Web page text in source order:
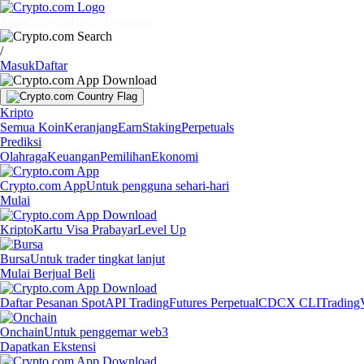
/
MasukDaftar
Kripto
Semua KoinKeranjangEarnStakingPerpetuals
Prediksi
OlahragaKeuanganPemilihanEkonomi
Crypto.com AppUntuk pengguna sehari-hari
Mulai
KriptoKartu Visa PrabayarLevel Up
BursaUntuk trader tingkat lanjut
Mulai Berjual Beli
Daftar Pesanan SpotAPI TradingFutures PerpetualCDCX CLI
OnchainUntuk penggemar web3
Dapatkan Ekstensi